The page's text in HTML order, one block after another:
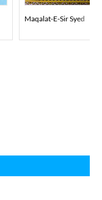
Manohar Joshi
Maqalat-E-Sir Syed